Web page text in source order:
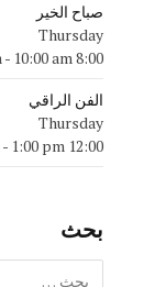
صباح الخير
Thursday
8:00 am
- 10:00 am
الفن الراقي
Thursday
12:00 pm
- 1:00 pm
بحث